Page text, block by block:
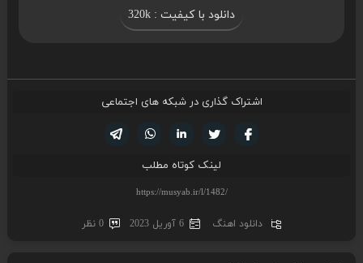
دانلود با کیفیت : 320k
اشتراک گذاری در شبکه های اجتماعی
لینکدین تویتر
فیسوک
لینک کوتاه مطلب
دانلود اهنگ 6 آوریل 2023 0 نظر